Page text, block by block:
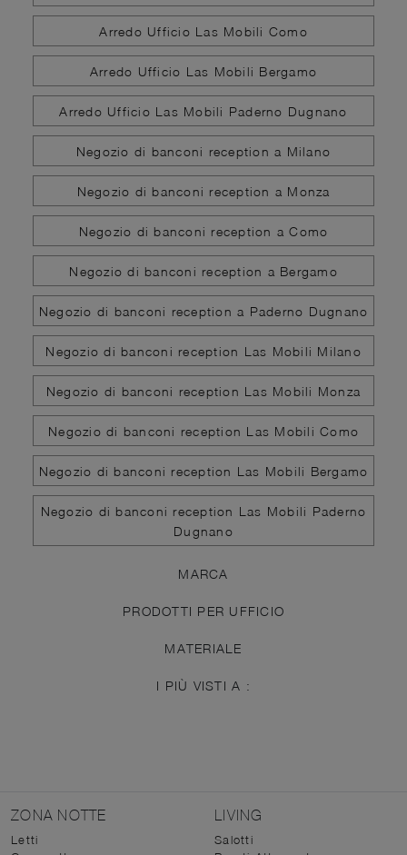
Arredo Ufficio Las Mobili Como
Arredo Ufficio Las Mobili Bergamo
Arredo Ufficio Las Mobili Paderno Dugnano
Negozio di banconi reception a Milano
Negozio di banconi reception a Monza
Negozio di banconi reception a Como
Negozio di banconi reception a Bergamo
Negozio di banconi reception a Paderno Dugnano
Negozio di banconi reception Las Mobili Milano
Negozio di banconi reception Las Mobili Monza
Negozio di banconi reception Las Mobili Como
Negozio di banconi reception Las Mobili Bergamo
Negozio di banconi reception Las Mobili Paderno
Dugnano
MARCA
PRODOTTI PER UFFICIO
MATERIALE
I PIÙ VISTI A :
ZONA NOTTE
Letti
LIVING
Salotti